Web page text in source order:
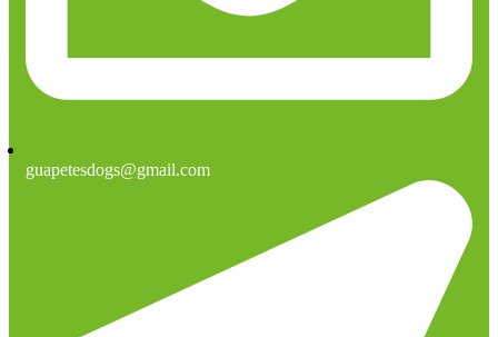
guapetesdogs@gmail.com